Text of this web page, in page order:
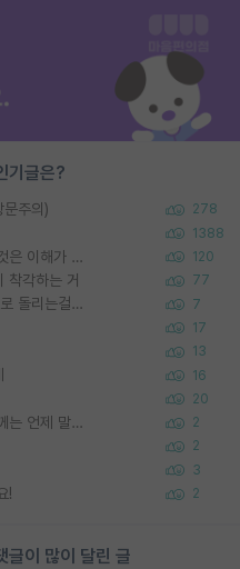
기글은?
주의) 278
1388
대학원생들 교수에게 가스라이팅 당한 것은 이해가 갑니다. 안타깝네요. 120
착각하는 거 77
왜 후배가 못하는걸 교수님은 내 책임으로 돌리는걸까요? 7
17
13
16
20
타대학원 컨텍 준비중인데, 지도교수님께는 언제 말씀드려야 할까요? 2
2
3
! 2
글이 많이 달린 글